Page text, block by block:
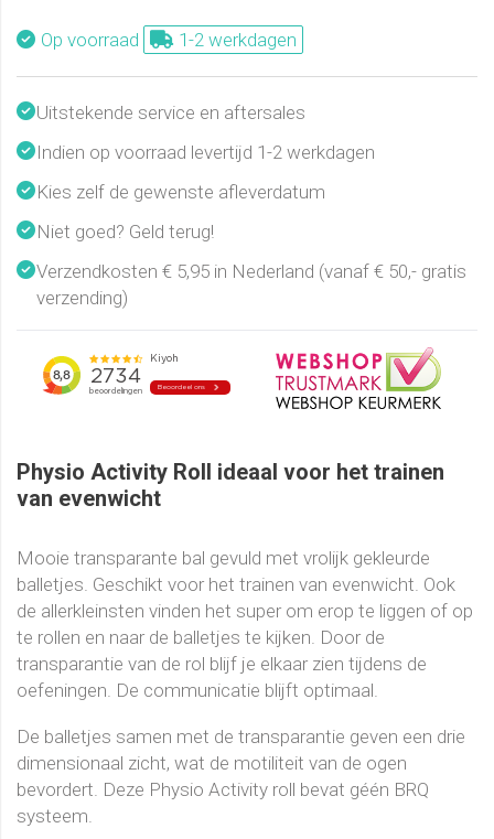
Op voorraad 1-2 werkdagen
Uitstekende service en aftersales
Indien op voorraad levertijd 1-2 werkdagen
Kies zelf de gewenste afleverdatum
Niet goed? Geld terug!
Verzendkosten € 5,95 in Nederland (vanaf € 50,- gratis
verzending)
Physio Activity Roll ideaal voor het trainen
van evenwicht
Mooie transparante bal gevuld met vrolijk gekleurde
balletjes. Geschikt voor het trainen van evenwicht. Ook
de allerkleinsten vinden het super om erop te liggen of op
te rollen en naar de balletjes te kijken. Door de
transparantie van de rol blijf je elkaar zien tijdens de
oefeningen. De communicatie blijft optimaal.
De balletjes samen met de transparantie geven een drie
dimensionaal zicht, wat de motiliteit van de ogen
bevordert. Deze Physio Activity roll bevat géén BRQ
systeem.